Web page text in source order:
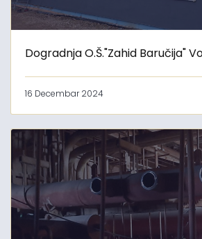
Dogradnja O.Š."Zahid Baručija"
16 Decembar 2024